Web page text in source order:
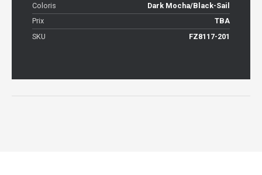
Coloris
Dark Mocha/Black-Sail
Prix
TBA
SKU
FZ8117-201